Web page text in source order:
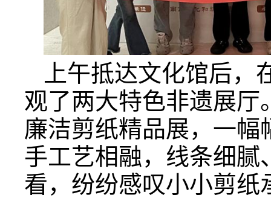
上午抵达文化馆后
观了两大特色非遗展
廉洁剪纸精品展，一
手工艺相融，线条细
看，纷纷感叹小小剪纸